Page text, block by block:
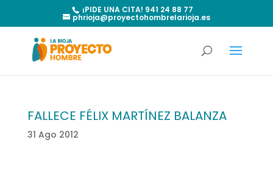
¡PIDE UNA CITA! 941 24 88 77
phrioja@proyectohombrelarioja.es
FALLECE FÉLIX MARTÍNEZ BALANZA
31 Ago 2012